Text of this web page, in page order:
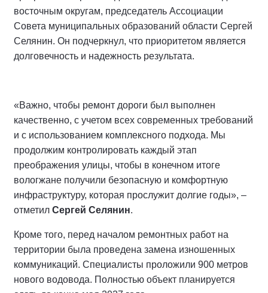
восточным округам, председатель Ассоциации
Совета муниципальных образований области Сергей
Селянин. Он подчеркнул, что приоритетом является
долговечность и надежность результата.
«Важно, чтобы ремонт дороги был выполнен
качественно, с учетом всех современных требований
и с использованием комплексного подхода. Мы
продолжим контролировать каждый этап
преображения улицы, чтобы в конечном итоге
вологжане получили безопасную и комфортную
инфраструктуру, которая прослужит долгие годы», –
отметил Сергей Селянин.
Кроме того, перед началом ремонтных работ на
территории была проведена замена изношенных
коммуникаций. Специалисты проложили 900 метров
нового водовода. Полностью объект планируется